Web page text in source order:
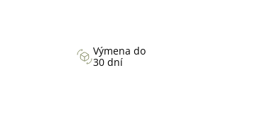
Výmena do
30 dní